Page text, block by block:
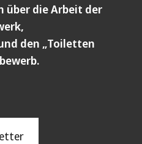
die Arbeit der
den „Toiletten